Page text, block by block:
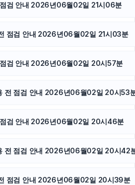
이혼전문변호사
용인하수구막힘
검 안내 2026년06월02일 21시06분
점검 안내 2026년06월02일 21시03분
점검 안내 2026년06월02일 20시57분
전 점검 안내 2026년06월02일 20시53
점검 안내 2026년06월02일 20시46분
전 점검 안내 2026년06월02일 20시42
점검 안내 2026년06월02일 20시39분